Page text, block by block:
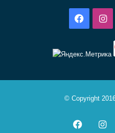
© Copyright